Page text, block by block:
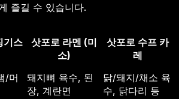
즐길 수 있습니다.
기스
삿포로 라멘 (미
소)
삿포로 수프 카
레
/머
돼지뼈 육수, 된
장, 계란면
닭/돼지/채소 육
수, 닭다리 등